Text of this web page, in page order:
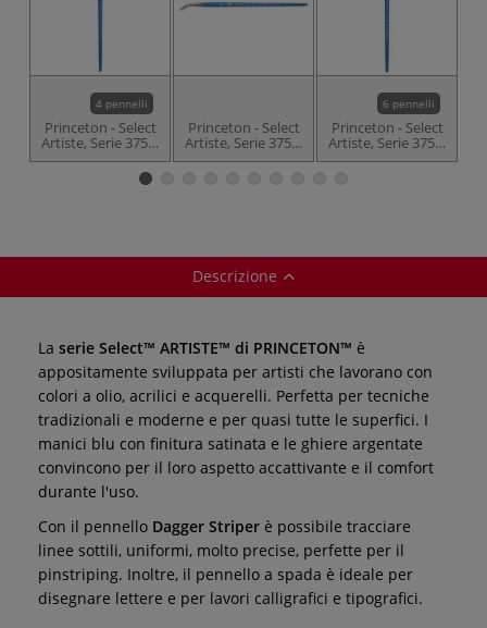
4 pennelli
Princeton - Select
Artiste, Serie 3750,
Pennello Angular
Princeton - Select
Artiste, Serie 3750,
Pennello tondo
6 pennelli
Princeton - Select
Artiste, Serie 3750,
Pennello Chisel
Descrizione
La serie Select™ ARTISTE™ di PRINCETON™ è
appositamente sviluppata per artisti che lavorano con
colori a olio, acrilici e acquerelli. Perfetta per tecniche
tradizionali e moderne e per quasi tutte le superfici. I
manici blu con finitura satinata e le ghiere argentate
convincono per il loro aspetto accattivante e il comfort
durante l'uso.
Con il pennello Dagger Striper è possibile tracciare
linee sottili, uniformi, molto precise, perfette per il
pinstriping. Inoltre, il pennello a spada è ideale per
disegnare lettere e per lavori calligrafici e tipografici.